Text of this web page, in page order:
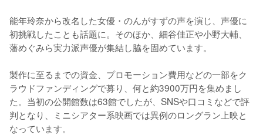
能年玲奈から改名した女優・のんがすずの声を演じ、声優に
初挑戦したことも話題に。そのほか、細谷佳正や小野大輔、
藩めぐみら実力派声優が集結し脇を固めています。
製作に至るまでの資金、プロモーション費用などの一部をク
ラウドファンディングで募り、何と約3900万円を集めまし
た。当初の公開館数は63館でしたが、SNSや口コミなどで評
判となり、ミニシアター系映画では異例のロングラン上映と
なっています。